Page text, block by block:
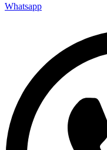
Whatsapp